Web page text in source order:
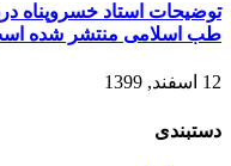
توضیحات استاد خسروپناه
طب اسلامی منتشر شده
12 اسفند, 1399
دستبندی